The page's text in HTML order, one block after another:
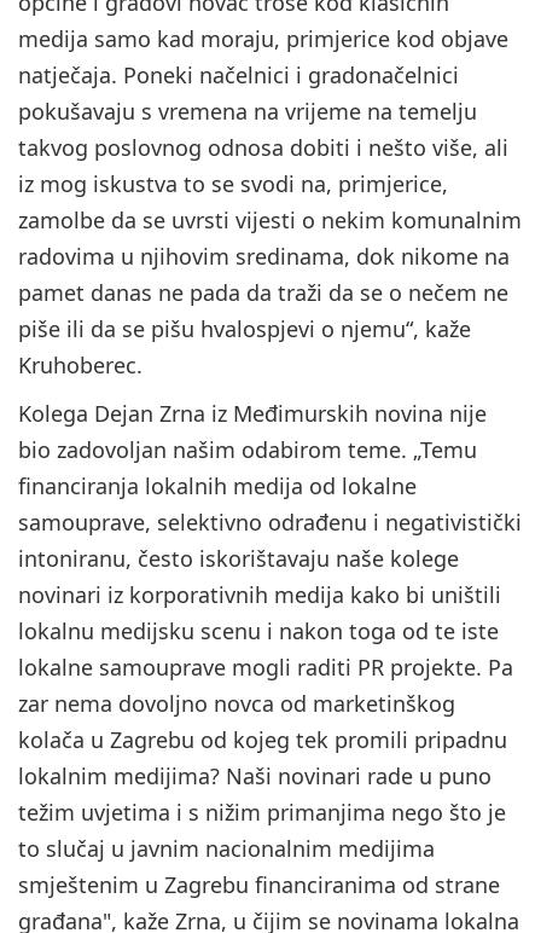
medija samo kad moraju, primjerice kod objave
natječaja. Poneki načelnici i gradonačelnici
pokušavaju s vremena na vrijeme na temelju
takvog poslovnog odnosa dobiti i nešto više, ali
iz mog iskustva to se svodi na, primjerice,
zamolbe da se uvrsti vijesti o nekim komunalnim
radovima u njihovim sredinama, dok nikome na
pamet danas ne pada da traži da se o nečem ne
piše ili da se pišu hvalospjevi o njemu“, kaže
Kruhoberec.
Kolega Dejan Zrna iz Međimurskih novina nije
bio zadovoljan našim odabirom teme. „Temu
financiranja lokalnih medija od lokalne
samouprave, selektivno odrađenu i negativistički
intoniranu, često iskorištavaju naše kolege
novinari iz korporativnih medija kako bi uništili
lokalnu medijsku scenu i nakon toga od te iste
lokalne samouprave mogli raditi PR projekte. Pa
zar nema dovoljno novca od marketinškog
kolača u Zagrebu od kojeg tek promili pripadnu
lokalnim medijima? Naši novinari rade u puno
težim uvjetima i s nižim primanjima nego što je
to slučaj u javnim nacionalnim medijima
smještenim u Zagrebu financiranima od strane
građana", kaže Zrna, u čijim se novinama lokalna